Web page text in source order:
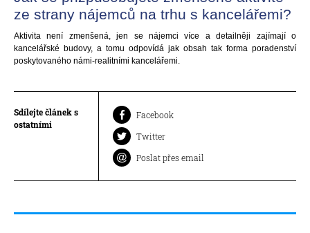
ze strany nájemců na trhu s kancelářemi?
Aktivita není zmenšená, jen se nájemci více a detailněji zajímají o
kancelářské budovy, a tomu odpovídá jak obsah tak forma poradenství
poskytovaného námi-realitními kancelářemi.
Sdílejte článek s
ostatními
Facebook
Twitter
Poslat přes email